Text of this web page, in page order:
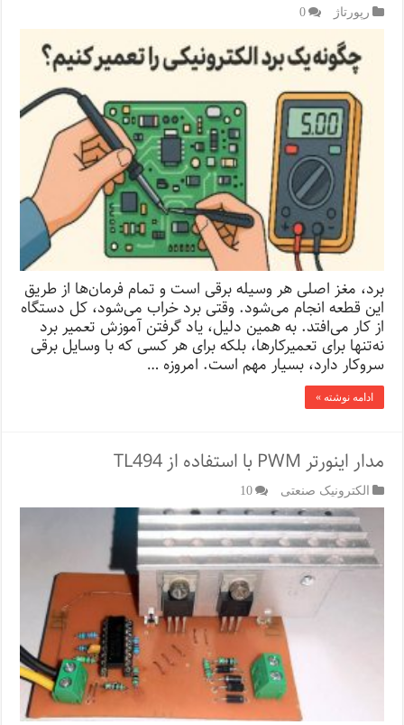
رپورتاژ‌ 0
برد، مغز اصلی هر وسیله برقی است و تمام فرمان‌ها از طریق
این قطعه انجام می‌شود. وقتی برد خراب می‌شود، کل دستگاه
از کار می‌افتد. به همین دلیل، یاد گرفتن آموزش تعمیر برد
نه‌تنها برای تعمیرکارها، بلکه برای هر کسی که با وسایل برقی
سروکار دارد، بسیار مهم است. امروزه …
ادامه نوشته »
مدار اینورتر PWM با استفاده از TL494
الکترونیک صنعتی 10